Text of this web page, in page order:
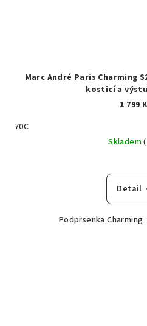
Marc André Paris Charming
kosticí a
1 799
70C
Skladem
Detail
Podprsenka